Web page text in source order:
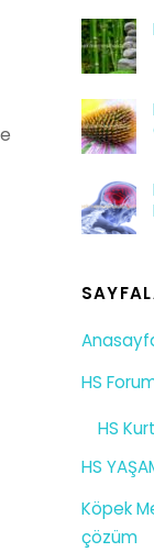
HS
HS
HS
Köpek
çözüm